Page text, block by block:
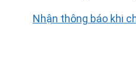
Nhận thông báo khi